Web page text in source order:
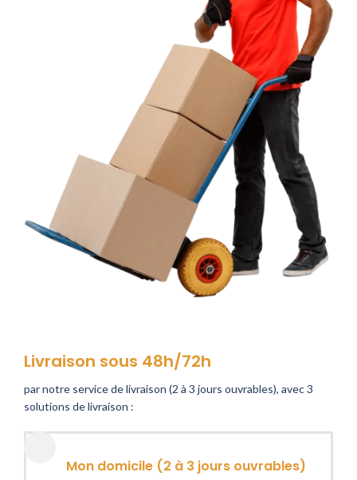
Livraison sous 48h/72h
par notre service de livraison (2 à 3 jours ouvrables), avec 3
solutions de livraison :
Mon domicile (2 à 3 jours ouvrables)